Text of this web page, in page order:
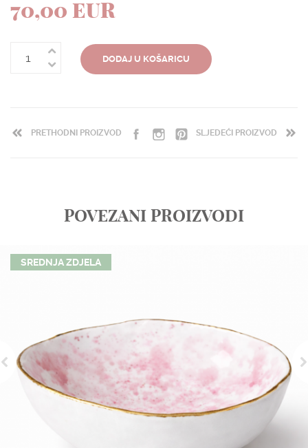
70,00 EUR
DODAJ U KOŠARICU
PRETHODNI PROIZVOD SLJEDEĆI PROIZVOD
POVEZANI PROIZVODI
SREDNJA ZDJELA